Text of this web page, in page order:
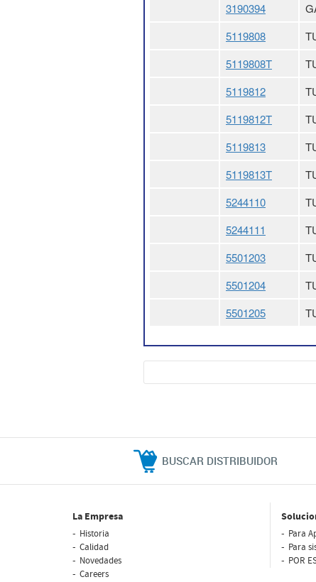
3190394
5119808
5119808T
5119812
5119812T
5119813
5119813T
5244110
5244111
5501203
5501204
5501205
BUSCAR DISTRIBUIDOR
La Empresa
Historia
Calidad
Novedades
Careers
Para
Para
POR